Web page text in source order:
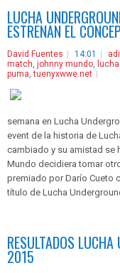
LUCHA
ESTRENAN EL
David Fuentes 14:01
match johnny mundo
puma ,tuenyxwwe.net
semana en Lucha
event de la historia de
cambiado y su amistad se
Mundo decidiera tomar
premiado por Darío Cueto
título de Lucha
RESULTADOS
2015